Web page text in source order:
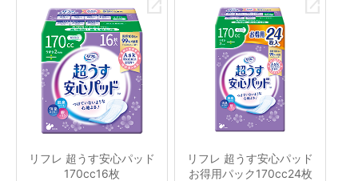
リフレ 超うす安心パッド
170cc16枚
リフレ 超うす安心パッド
お得用パック170cc24枚